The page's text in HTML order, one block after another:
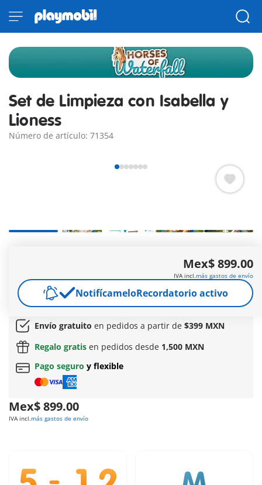
Set de Limpieza con Isabella y
Lioness
Número de artículo: 71354
+2
en las redes sociales con un talento especial para la belleza y
la moda. En Waterfall, con su teléfono muestra cómo cuida a
su hermosa yegua Lusitana Lioness para que se refresque y
se limpie después de su entrenamiento de equitación.
Más información
Envío gratuito en pedidos a partir de $399 MXN
Regalo gratis en pedidos desde 1,500 MXN
Pago seguro y flexible
Mex$ 899.00
IVA incl.más gastos de envío
Mex$ 899.00
IVA incl.más gastos de envío
NotifícameloRecordatorio activo